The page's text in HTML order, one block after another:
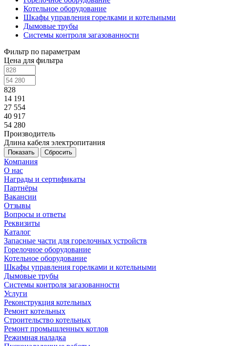
Котельное оборудование
Шкафы управления горелками и котельными
Дымовые трубы
Системы контроля загазованности
Фильтр по параметрам
Цена для фильтра
828
14 191
27 554
40 917
54 280
Производитель
Длина кабеля электропитания
Сбросить
Компания
О нас
Награды и сертификаты
Партнёры
Вакансии
Отзывы
Вопросы и ответы
Реквизиты
Каталог
Запасные части для горелочных устройств
Горелочное оборудование
Котельное оборудование
Шкафы управления горелками и котельными
Дымовые трубы
Системы контроля загазованности
Услуги
Реконструкция котельных
Ремонт котельных
Строительство котельных
Ремонт промышленных котлов
Режимная наладка